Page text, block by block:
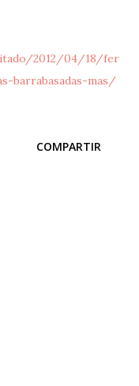
2012/04/18/fer
barrabasadas-mas/
COMPARTIR